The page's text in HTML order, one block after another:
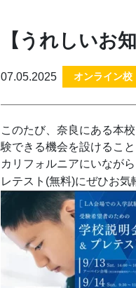
【うれしいお
07.05.2025 オンライン校
このたび、奈良にある本
験できる機会を設けること
カリフォルニアにいなが
レテスト(無料)にぜひお気